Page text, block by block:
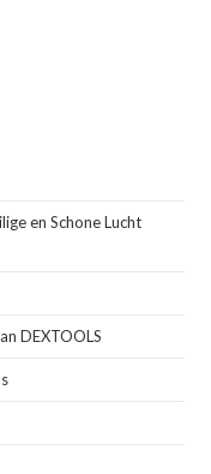
en Schone Lucht
DEXTOOLS